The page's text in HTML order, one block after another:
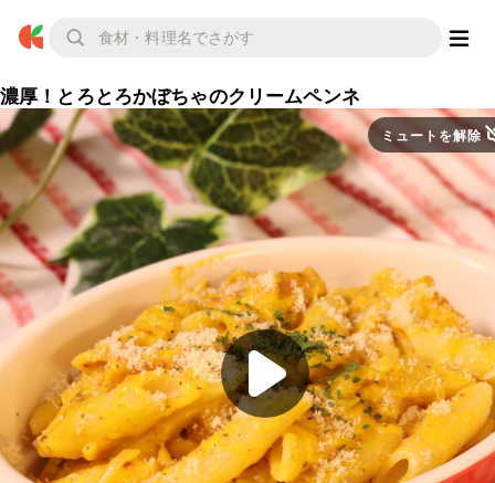
濃厚！とろとろかぼちゃのクリームペンネ
ミュートを解除